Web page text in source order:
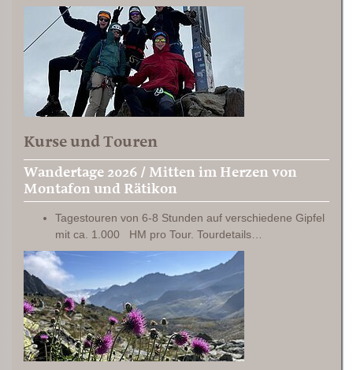
Kurse und Touren
Wandertage 2026 / Mitten im Herzen von
Montafon und Rätikon
Tagestouren von 6-8 Stunden auf verschiedene Gipfel
mit ca. 1.000 HM pro Tour. Tourdetails…